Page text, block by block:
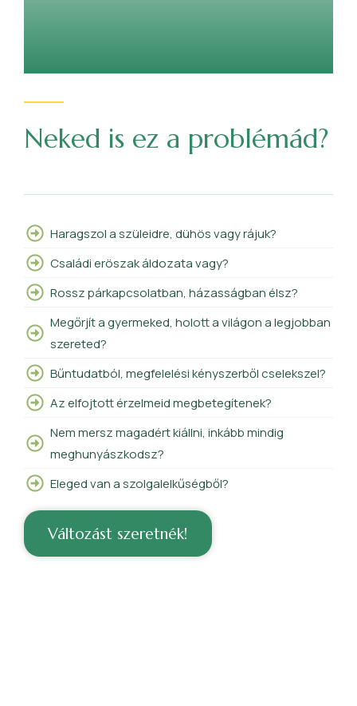
Neked is ez a problémád?
Haragszol a szüleidre, dühös vagy rájuk?
Családi eröszak áldozata vagy?
Rossz párkapcsolatban, házasságban élsz?
Megőrjít a gyermeked, holott a világon a legjobban
szereted?
Bűntudatból, megfelelési kényszerből cselekszel?
Az elfojtott érzelmeid megbetegítenek?
Nem mersz magadért kiállni, inkább mindig
meghunyászkodsz?
Eleged van a szolgalelkűségből?
Változást szeretnék!